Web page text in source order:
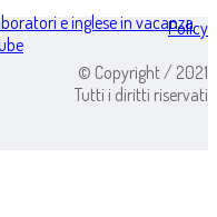
e inglese in vacanza
Policy
© Copyright / 2021
Tutti i diritti riservati